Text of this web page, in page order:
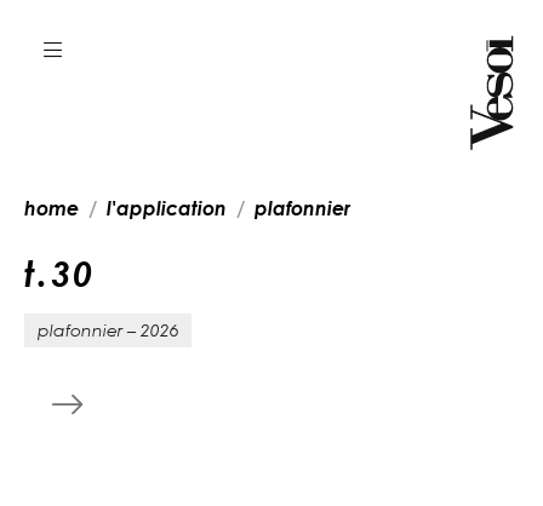
home l'application plafonnier
t.30
plafonnier – 2026